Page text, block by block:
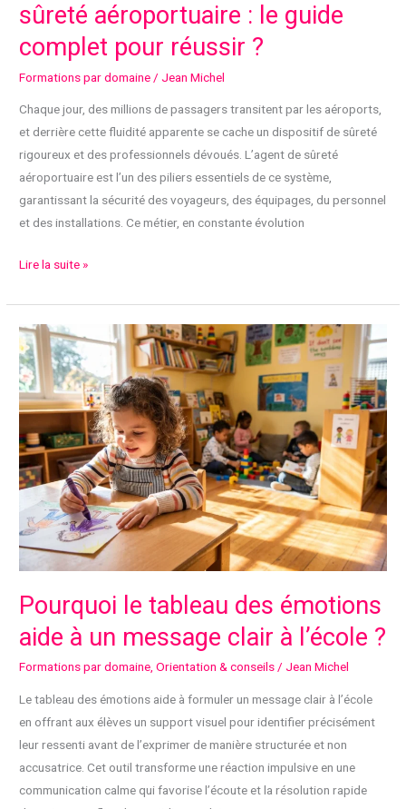
sûreté aéroportuaire : le guide
complet pour réussir ?
Formations par domaine /Jean Michel
Chaque jour, des millions de passagers transitent par les aéroports,
et derrière cette fluidité apparente se cache un dispositif de sûreté
rigoureux et des professionnels dévoués. L’agent de sûreté
aéroportuaire est l’un des piliers essentiels de ce système,
garantissant la sécurité des voyageurs, des équipages, du personnel
et des installations. Ce métier, en constante évolution
Comment
agent
de
sûreté
aéroportuaire
:
guide
complet
pour
réussir
?
Lire la suite »
Pourquoi le tableau des émotions
aide à un message clair à l’école ?
Formations par domaine ,Orientation & conseils /Jean Michel
Le tableau des émotions aide à formuler un message clair à l’école
en offrant aux élèves un support visuel pour identifier précisément
leur ressenti avant de l’exprimer de manière structurée et non
accusatrice. Cet outil transforme une réaction impulsive en une
communication calme qui favorise l’écoute et la résolution rapide